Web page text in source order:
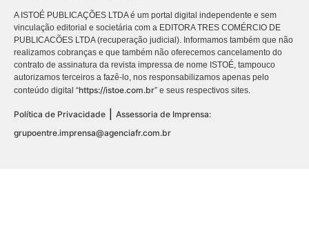
A ISTOÉ PUBLICAÇÕES LTDA é um portal digital independente e sem
vinculação editorial e societária com a EDITORA TRES COMÉRCIO DE
PUBLICACÕES LTDA (recuperação judicial). Informamos também que não
realizamos cobranças e que também não oferecemos cancelamento do
contrato de assinatura da revista impressa de nome ISTOÉ, tampouco
autorizamos terceiros a fazê-lo, nos responsabilizamos apenas pelo
conteúdo digital “https://istoe.com.br” e seus respectivos sites.
Política de Privacidade
Assessoria de Imprensa:
grupoentre.imprensa@agenciafr.com.br